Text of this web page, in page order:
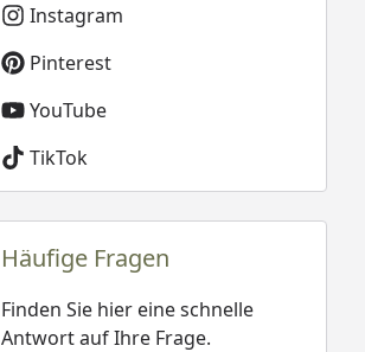
Instagram
Pinterest
YouTube
TikTok
Häufige Fragen
Finden Sie hier eine schnelle
Antwort auf Ihre Frage.